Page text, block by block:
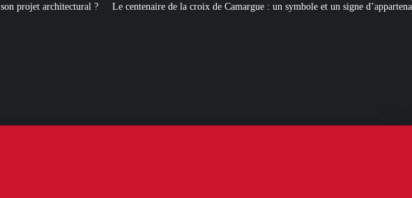
Le centenaire de la croix de Camargue : un symbole et un signe d’appartenance [ROMANS D’ÉTÉ]